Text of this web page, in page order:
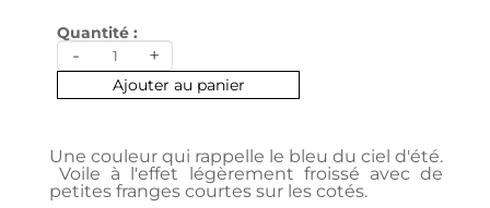
Quantité :
- +
Ajouter au panier
Une couleur qui rappelle le bleu du ciel d'été.
Voile à l'effet légèrement froissé avec de
petites franges courtes sur les cotés.